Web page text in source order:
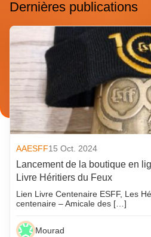
Dernières publications
AAESFF15 Oct. 2024
Lancement de la boutique en
Livre Héritiers du Feux
Lien Livre Centenaire ESFF, Les
centenaire – Amicale des […]
Mourad